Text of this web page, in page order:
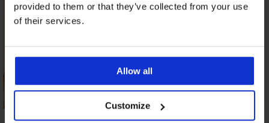
provided to them or that they’ve collected from your use
of their services.
Allow all
Customize
Soléa fürdőruhaalsó